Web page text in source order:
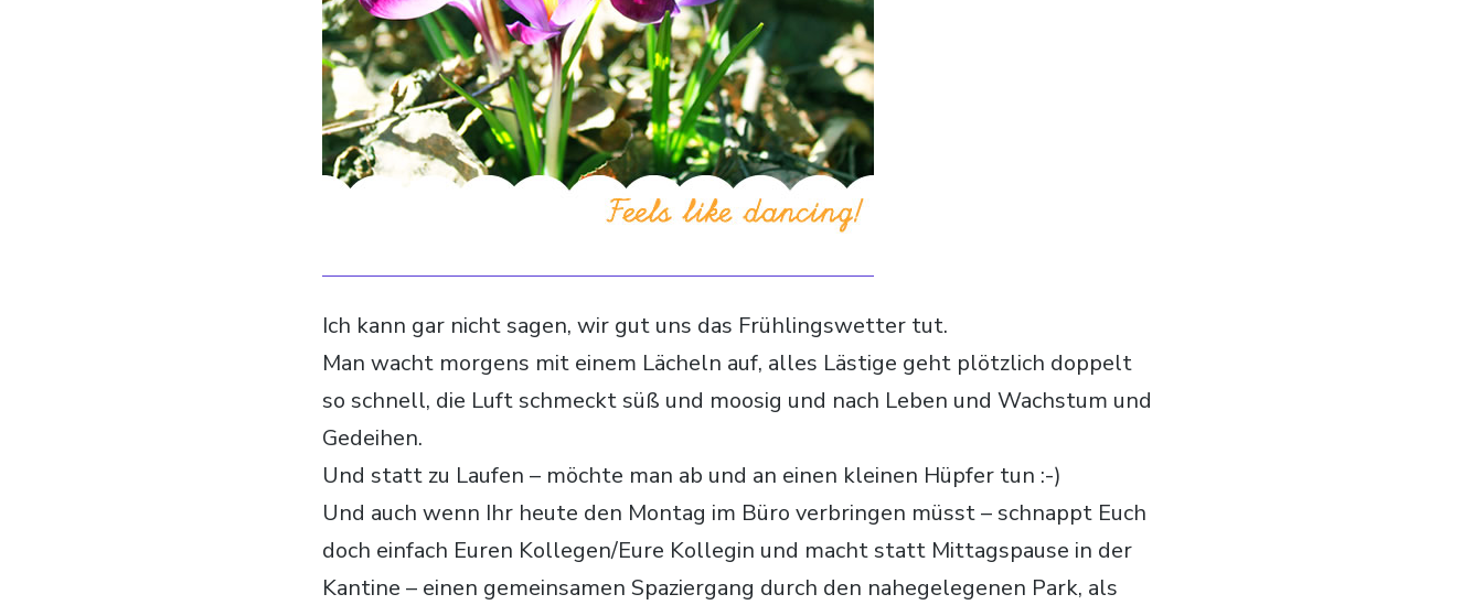
Ich kann gar nicht sagen, wir gut uns das Frühlingswetter tut.
Man wacht morgens mit einem Lächeln auf, alles Lästige geht plötzlich doppelt
so schnell, die Luft schmeckt süß und moosig und nach Leben und Wachstum und
Gedeihen.
Und statt zu Laufen – möchte man ab und an einen kleinen Hüpfer tun :-)
Und auch wenn Ihr heute den Montag im Büro verbringen müsst – schnappt Euch
doch einfach Euren Kollegen/Eure Kollegin und macht statt Mittagspause in der
Kantine – einen gemeinsamen Spaziergang durch den nahegelegenen Park, als